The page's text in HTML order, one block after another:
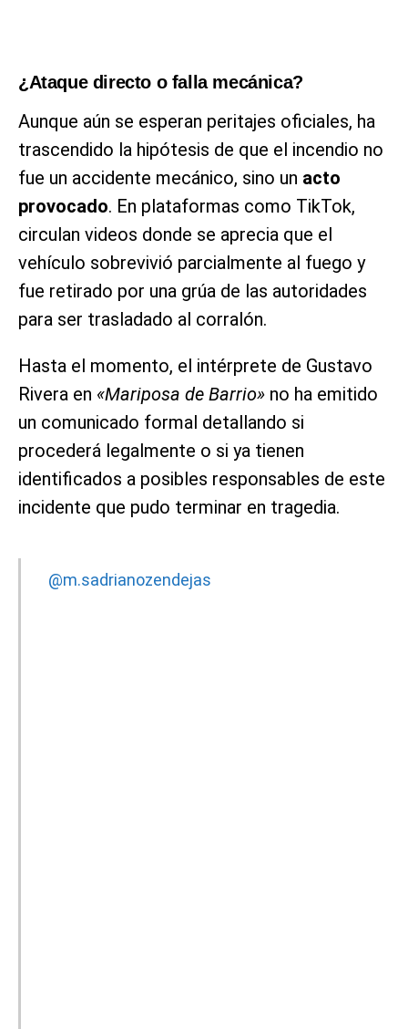
¿Ataque directo o falla mecánica?
Aunque aún se esperan peritajes oficiales, ha
trascendido la hipótesis de que el incendio no
fue un accidente mecánico, sino un acto
provocado. En plataformas como TikTok,
circulan videos donde se aprecia que el
vehículo sobrevivió parcialmente al fuego y
fue retirado por una grúa de las autoridades
para ser trasladado al corralón.
Hasta el momento, el intérprete de Gustavo
Rivera en «Mariposa de Barrio» no ha emitido
un comunicado formal detallando si
procederá legalmente o si ya tienen
identificados a posibles responsables de este
incidente que pudo terminar en tragedia.
@m.sadrianozendejas